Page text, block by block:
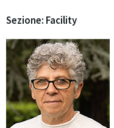
Sezione: Facility